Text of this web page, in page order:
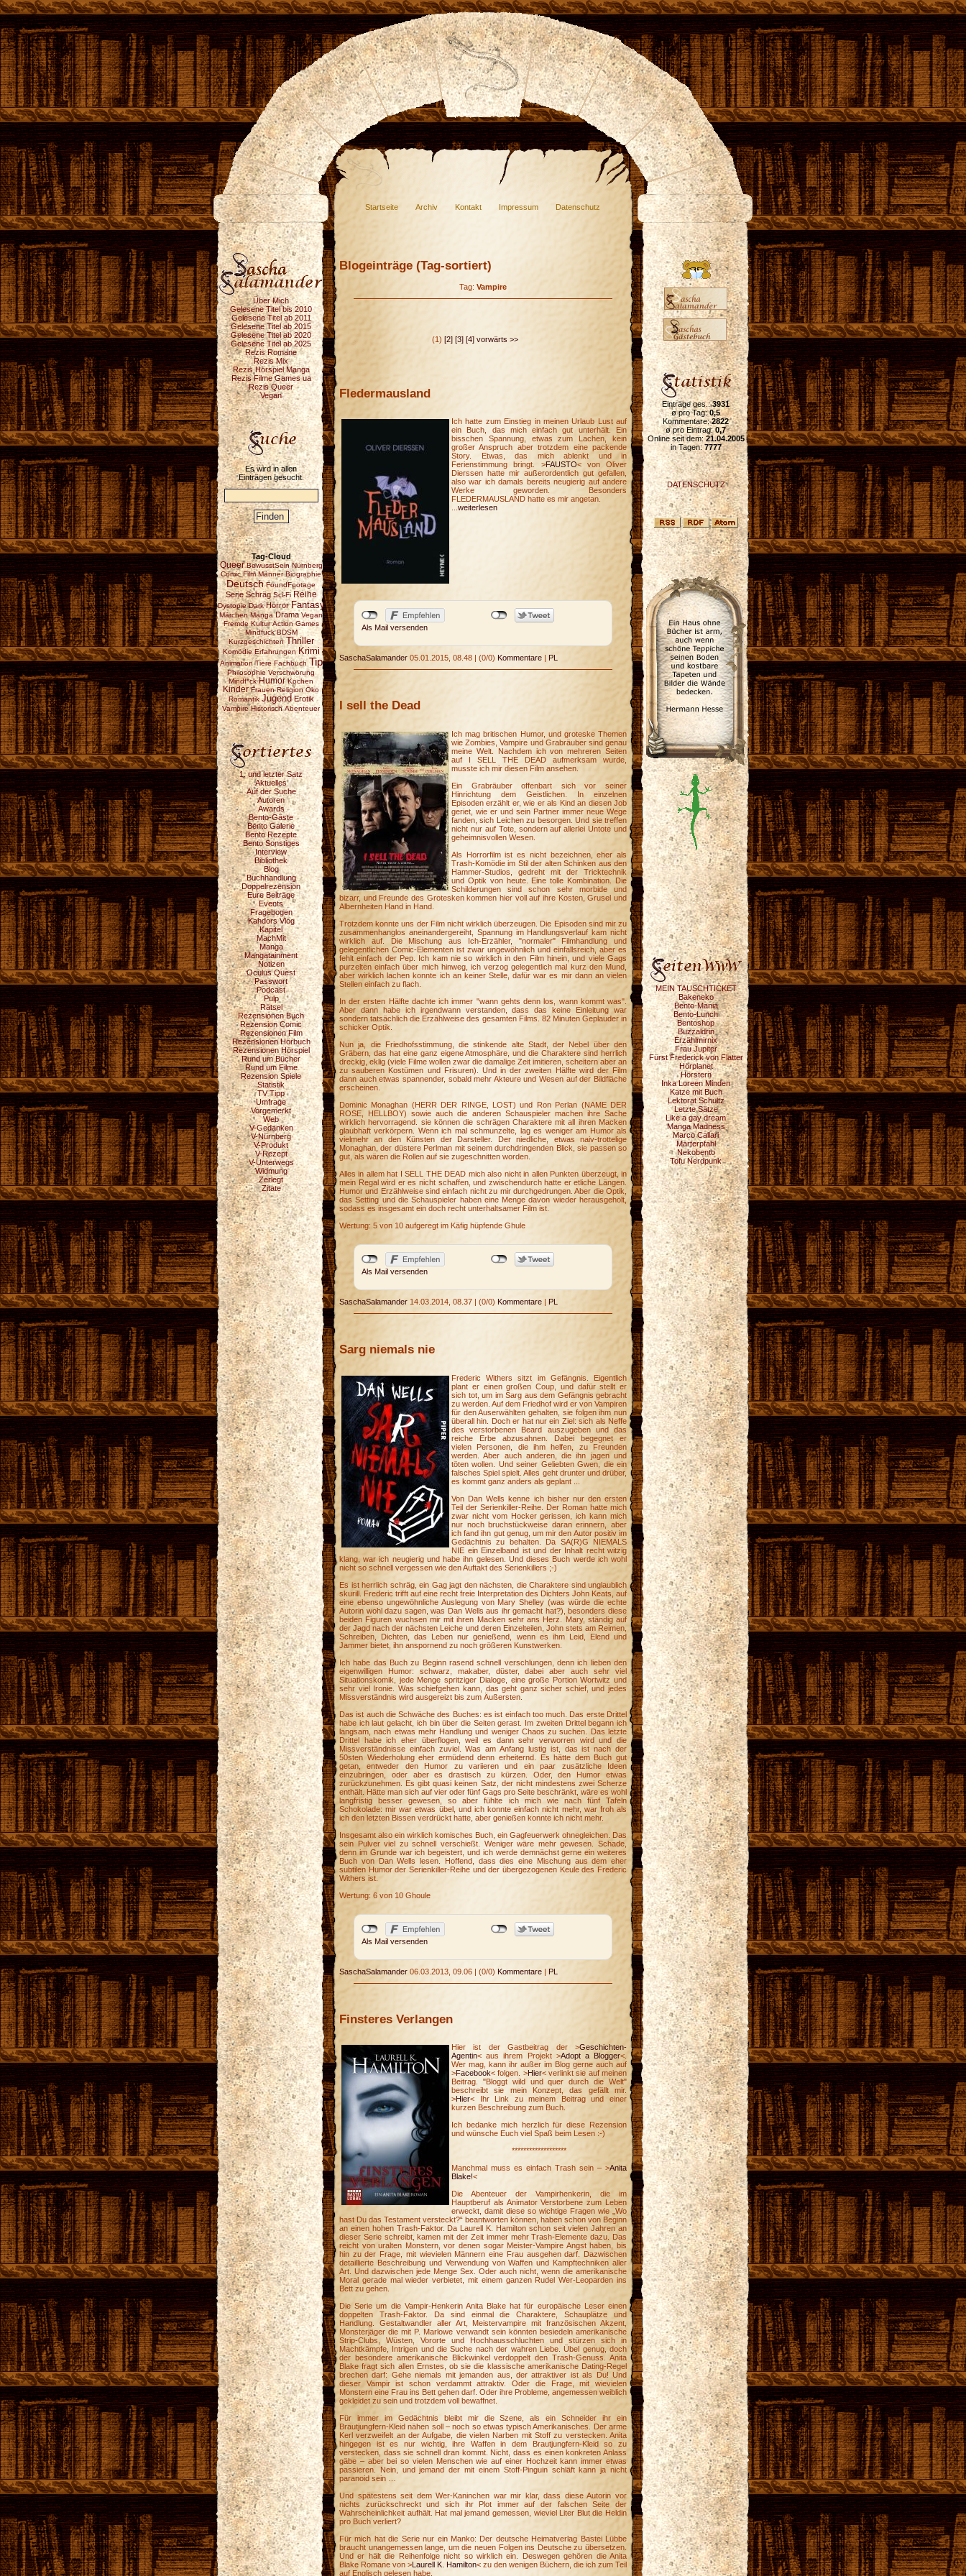
Startseite Archiv Kontakt Impressum Datenschutz
Über Mich
Gelesene Titel bis 2010
Gelesene Titel ab 2011
Gelesene Titel ab 2015
Gelesene Titel ab 2020
Gelesene Titel ab 2025
Rezis Romane
Rezis Mix
Rezis Hörspiel Manga
Rezis Filme Games ua
Rezis Queer
Vegan
Es wird in allen
Einträgen gesucht.
Tag-Cloud
Queer BewusstSein Nürnberg
Comic Film Männer Biographie
Deutsch FoundFootage
Serie Schräg Sci-Fi Reihe
Dystopie Dark Horror Fantasy
Märchen Manga Drama Vegan
Fremde Kultur Action Games
Mindfuck BDSM
Kurzgeschichten Thriller
Komödie Erfahrungen Krimi
Animation Tiere Fachbuch Tip
Philosophie Verschwörung
Mindf*ck Humor Kochen
Kinder Frauen Religion Öko
Romantik Jugend Erotik
Vampire Historisch Abenteuer
1. und letzter Satz
Aktuelles
Auf der Suche
Autoren
Awards
Bento-Gäste
Bento Galerie
Bento Rezepte
Bento Sonstiges
Interview
Bibliothek
Blog
Buchhandlung
Doppelrezension
Eure Beiträge
Events
Fragebogen
Kahdors Vlog
Kapitel
MachMit
Manga
Mangatainment
Notizen
Oculus Quest
Passwort
Podcast
Pulp
Rätsel
Rezensionen Buch
Rezension Comic
Rezensionen Film
Rezensionen Hörbuch
Rezensionen Hörspiel
Rund um Bücher
Rund um Filme
Rezension Spiele
Statistik
TV Tipp
Umfrage
Vorgemerkt
Web
V-Gedanken
V-Nürnberg
V-Produkt
V-Rezept
V-Unterwegs
Widmung
Zerlegt
Zitate
Blogeinträge (Tag-sortiert)
Tag: Vampire
(1) [2] [3] [4] vorwärts >>
Fledermausland
Ich hatte zum Einstieg in meinen Urlaub Lust auf
ein Buch, das mich einfach gut unterhält. Ein
bisschen Spannung, etwas zum Lachen, kein
großer Anspruch aber trotzdem eine packende
Story. Etwas, das mich ablenkt und in
Ferienstimmung bringt. >FAUSTO< von Oliver
Dierssen hatte mir außerordentlich gut gefallen,
also war ich damals bereits neugierig auf andere
Werke geworden. Besonders
FLEDERMAUSLAND hatte es mir angetan.
weiterlesen
Als Mail versenden
SaschaSalamander 05.01.2015, 08.48 (0/0) Kommentare PL
I sell the Dead
Ich mag britischen Humor, und groteske Themen
wie Zombies, Vampire und Grabräuber sind genau
meine Welt. Nachdem ich von mehreren Seiten
auf I SELL THE DEAD aufmerksam wurde,
musste ich mir diesen Film ansehen.
Ein Grabräuber offenbart sich vor seiner
Hinrichtung dem Geistlichen. In einzelnen
Episoden erzählt er, wie er als Kind an diesen Job
geriet, wie er und sein Partner immer neue Wege
fanden, sich Leichen zu besorgen. Und sie treffen
nicht nur auf Tote, sondern auf allerlei Untote und
geheimnisvollen Wesen.
Als Horrorfilm ist es nicht bezeichnen, eher als
Trash-Komödie im Stil der alten Schinken aus den
Hammer-Studios, gedreht mit der Tricktechnik
und Optik von heute. Eine tolle Kombination. Die
Schilderungen sind schon sehr morbide und
bizarr, und Freunde des Grotesken kommen hier voll auf ihre Kosten, Grusel und
Albernheiten Hand in Hand.
Trotzdem konnte uns der Film nicht wirklich überzeugen. Die Episoden sind mir zu
zusammenhanglos aneinandergereiht, Spannung im Handlungsverlauf kam nicht
wirklich auf. Die Mischung aus Ich-Erzähler, "normaler" Filmhandlung und
gelegentlichen Comic-Elementen ist zwar ungewöhnlich und einfallsreich, aber es
fehlt einfach der Pep. Ich kam nie so wirklich in den Film hinein, und viele Gags
purzelten einfach über mich hinweg, ich verzog gelegentlich mal kurz den Mund,
aber wirklich lachen konnte ich an keiner Stelle, dafür war es mir dann an vielen
Stellen einfach zu flach.
In der ersten Hälfte dachte ich immer "wann gehts denn los, wann kommt was".
Aber dann habe ich irgendwann verstanden, dass das keine Einleitung war
sondern tatsächlich die Erzählweise des gesamten Films. 82 Minuten Geplauder in
schicker Optik.
Nun ja, die Friedhofsstimmung, die stinkende alte Stadt, der Nebel über den
Gräbern, das hat eine ganz eigene Atmosphäre, und die Charaktere sind herrlich
dreckig, eklig (viele Filme wollen zwar die damalige Zeit imitieren, scheitern aber an
zu sauberen Kostümen und Frisuren). Und in der zweiten Hälfte wird der Film
dann auch etwas spannender, sobald mehr Akteure und Wesen auf der Bildfläche
erscheinen.
Dominic Monaghan (HERR DER RINGE, LOST) und Ron Perlan (NAME DER
ROSE, HELLBOY) sowie auch die anderen Schauspieler machen ihre Sache
wirklich hervorragend. sie können die schrägen Charaktere mit all ihren Macken
glaubhaft verkörpern. Wenn ich mal schmunzelte, lag es weniger am Humor als
vielmehr an den Künsten der Darsteller. Der niedliche, etwas naiv-trottelige
Monaghan, der düstere Perlman mit seinem durchdringenden Blick, sie passen so
gut, als wären die Rollen auf sie zugeschnitten worden.
Alles in allem hat I SELL THE DEAD mich also nicht in allen Punkten überzeugt, in
mein Regal wird er es nicht schaffen, und zwischendurch hatte er etliche Längen.
Humor und Erzählweise sind einfach nicht zu mir durchgedrungen. Aber die Optik,
das Setting und die Schauspieler haben eine Menge davon wieder herausgeholt,
sodass es insgesamt ein doch recht unterhaltsamer Film ist.
Wertung: 5 von 10 aufgeregt im Käfig hüpfende Ghule
Als Mail versenden
SaschaSalamander 14.03.2014, 08.37 | (0/0) Kommentare | PL
Sarg niemals nie
Frederic Withers sitzt im Gefängnis. Eigentlich
plant er einen großen Coup, und dafür stellt er
sich tot, um im Sarg aus dem Gefängnis gebracht
zu werden. Auf dem Friedhof wird er von Vampiren
für den Auserwählten gehalten, sie folgen ihm nun
überall hin. Doch er hat nur ein Ziel: sich als Neffe
des verstorbenen Beard auszugeben und das
reiche Erbe abzusahnen. Dabei begegnet er
vielen Personen, die ihm helfen, zu Freunden
werden. Aber auch anderen, die ihn jagen und
töten wollen. Und seiner Geliebten Gwen, die ein
falsches Spiel spielt. Alles geht drunter und drüber,
es kommt ganz anders als geplant ...
Von Dan Wells kenne ich bisher nur den ersten
Teil der Serienkiller-Reihe. Der Roman hatte mich
zwar nicht vom Hocker gerissen, ich kann mich
nur noch bruchstückweise daran erinnern, aber
ich fand ihn gut genug, um mir den Autor positiv im
Gedächtnis zu behalten. Da SA(R)G NIEMALS
NIE ein Einzelband ist und der Inhalt recht witzig
klang, war ich neugierig und habe ihn gelesen. Und dieses Buch werde ich wohl
nicht so schnell vergessen wie den Auftakt des Serienkillers ;-)
Es ist herrlich schräg, ein Gag jagt den nächsten, die Charaktere sind unglaublich
skurill. Frederic trifft auf eine recht freie Interpretation des Dichters John Keats, auf
eine ebenso ungewöhnliche Auslegung von Mary Shelley (was würde die echte
Autorin wohl dazu sagen, was Dan Wells aus ihr gemacht hat?), besonders diese
beiden Figuren wuchsen mir mit ihren Macken sehr ans Herz. Mary, ständig auf
der Jagd nach der nächsten Leiche und deren Einzelteilen, John stets am Reimen,
Schreiben, Dichten, das Leben nur genießend, wenn es ihm Leid, Elend und
Jammer bietet, ihn anspornend zu noch größeren Kunstwerken.
Ich habe das Buch zu Beginn rasend schnell verschlungen, denn ich lieben den
eigenwilligen Humor: schwarz, makaber, düster, dabei aber auch sehr viel
Situationskomik, jede Menge spritziger Dialoge, eine große Portion Wortwitz und
sehr viel Ironie. Was schiefgehen kann, das geht ganz sicher schief, und jedes
Missverständnis wird ausgereizt bis zum Äußersten.
Das ist auch die Schwäche des Buches: es ist einfach too much. Das erste Drittel
habe ich laut gelacht, ich bin über die Seiten gerast. Im zweiten Drittel begann ich
langsam, nach etwas mehr Handlung und weniger Chaos zu suchen. Das letzte
Drittel habe ich eher überflogen, weil es dann sehr verworren wird und die
Missverständnisse einfach zuviel. Was am Anfang lustig ist, das ist nach der
50sten Wiederholung eher ermüdend denn erheiternd. Es hätte dem Buch gut
getan, entweder den Humor zu variieren und ein paar zusätzliche Ideen
einzubringen, oder aber es drastisch zu kürzen. Oder, den Humor etwas
zurückzunehmen. Es gibt quasi keinen Satz, der nicht mindestens zwei Scherze
enthält. Hätte man sich auf vier oder fünf Gags pro Seite beschränkt, wäre es wohl
langfristig besser gewesen, so aber fühlte ich mich wie nach fünf Tafeln
Schokolade: mir war etwas übel, und ich konnte einfach nicht mehr, war froh als
ich den letzten Bissen verdrückt hatte, aber genießen konnte ich nicht mehr.
Insgesamt also ein wirklich komisches Buch, ein Gagfeuerwerk ohnegleichen. Das
sein Pulver viel zu schnell verschießt. Weniger wäre mehr gewesen. Schade,
denn im Grunde war ich begeistert, und ich werde demnächst gerne ein weiteres
Buch von Dan Wells lesen. Hoffend, dass dies eine Mischung aus dem eher
subtilen Humor der Serienkiller-Reihe und der übergezogenen Keule des Frederic
Withers ist.
Wertung: 6 von 10 Ghoule
Als Mail versenden
SaschaSalamander 06.03.2013, 09.06 | (0/0) Kommentare | PL
Finsteres Verlangen
Hier ist der Gastbeitrag der >Geschichten-
Agentin< aus ihrem Projekt >Adopt a Blogger<.
Wer mag, kann ihr außer im Blog gerne auch auf
>Facebook< folgen. >Hier< verlinkt sie auf meinen
Beitrag. "Bloggt wild und quer durch die Welt"
beschreibt sie mein Konzept, das gefällt mir.
>Hier< Ihr Link zu meinem Beitrag und einer
kurzen Beschreibung zum Buch.
Ich bedanke mich herzlich für diese Rezension
und wünsche Euch viel Spaß beim Lesen :-)
*******************
Manchmal muss es einfach Trash sein – >Anita
Blake!<
Die Abenteuer der Vampirhenkerin, die im
Hauptberuf als Animator Verstorbene zum Leben
erweckt, damit diese so wichtige Fragen wie „Wo
hast Du das Testament versteckt?“ beantworten können, haben schon von Beginn
an einen hohen Trash-Faktor. Da Laurell K. Hamilton schon seit vielen Jahren an
dieser Serie schreibt, kamen mit der Zeit immer mehr Trash-Elemente dazu. Das
reicht von uralten Monstern, vor denen sogar Meister-Vampire Angst haben, bis
hin zu der Frage, mit wievielen Männern eine Frau ausgehen darf. Dazwischen
detaillierte Beschreibung und Verwendung von Waffen und Kampftechniken aller
Art. Und dazwischen jede Menge Sex. Oder auch nicht, wenn die amerikanische
Moral gerade mal wieder verbietet, mit einem ganzen Rudel Wer-Leoparden ins
Bett zu gehen.
Die Serie um die Vampir-Henkerin Anita Blake hat für europäische Leser einen
doppelten Trash-Faktor. Da sind einmal die Charaktere, Schauplätze und
Handlung. Gestaltwandler aller Art, Meistervampire mit französischen Akzent,
Monsterjäger die mit P. Marlowe verwandt sein könnten besiedeln amerikanische
Strip-Clubs, Wüsten, Vororte und Hochhausschluchten und stürzen sich in
Machtkämpfe, Intrigen und die Suche nach der wahren Liebe. Übel genug, doch
der besondere amerikanische Blickwinkel verdoppelt den Trash-Genuss. Anita
Blake fragt sich allen Ernstes, ob sie die klassische amerikanische Dating-Regel
brechen darf: Gehe niemals mit jemanden aus, der attraktiver ist als Du! Und
dieser Vampir ist schon verdammt attraktiv. Oder die Frage, mit wievielen
Monstern eine Frau ins Bett gehen darf. Oder ihre Probleme, angemessen weiblich
gekleidet zu sein und trotzdem voll bewaffnet.
Für immer im Gedächtnis bleibt mir die Szene, als ein Schneider ihr ein
Brautjungfern-Kleid nähen soll – noch so etwas typisch Amerikanisches. Der arme
Kerl verzweifelt an der Aufgabe, die vielen Narben mit Stoff zu verstecken. Anita
hingegen ist es nur wichtig, ihre Waffen in dem Brautjungfern-Kleid so zu
verstecken, dass sie schnell dran kommt. Nicht, dass es einen konkreten Anlass
gäbe – aber bei so vielen Menschen wie auf einer Hochzeit kann immer etwas
passieren. Nein, und jemand der mit einem Stoff-Pinguin schläft kann ja nicht
paranoid sein …
Und spätestens seit dem Wer-Kaninchen war mir klar, dass diese Autorin vor
nichts zurückschreckt und sich ihr Plot immer auf der falschen Seite der
Wahrscheinlichkeit aufhält. Hat mal jemand gemessen, wieviel Liter Blut die Heldin
pro Buch verliert?
Für mich hat die Serie nur ein Manko: Der deutsche Heimatverlag Bastei Lübbe
braucht unangemessen lange, um die neuen Folgen ins Deutsche zu übersetzen.
Und er hält die Reihenfolge nicht so wirklich ein. Deswegen gehören die Anita
Blake Romane von >Laurell K. Hamilton< zu den wenigen Büchern, die ich zum Teil
auf Englisch gelesen habe.
Einträge ges.:3931
ø pro Tag:0,5
Kommentare:2822
ø pro Eintrag:0,7
Online seit dem:21.04.2005
in Tagen:7777
DATENSCHUTZ
MEIN TAUSCHTICKET
Bakeneko
Bento-Mania
Bento-Lunch
Bentoshop
Buzzaldrin
Erzählmirnix
Frau Jupiter
Fürst Frederick von Flatter
Hörplanet
Hörstern
Inka Loreen Minden
Katze mit Buch
Lektorat Schultz
Letzte Sätze
Like a gay dream
Manga Madness
Marco Callari
Marterpfahl
Nekobento
Tofu Nerdpunk